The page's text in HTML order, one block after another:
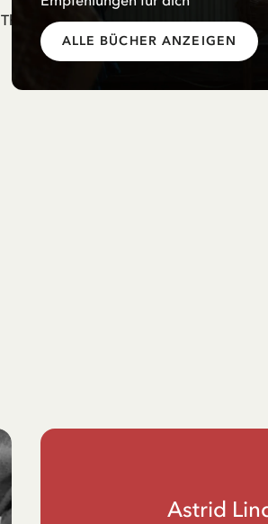
ALLE BÜCHER ANZEIGEN
Thermosflasche Pippi Langstrumpf im
Nachthemd Lila – 550 ml
Astrid